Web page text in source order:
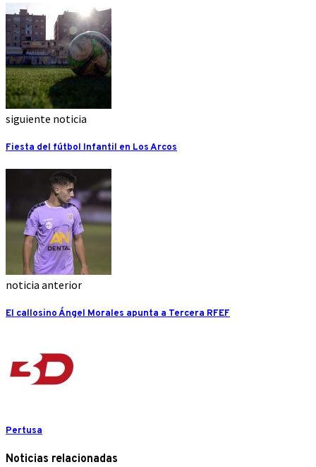
siguiente noticia
Fiesta del fútbol Infantil en Los Arcos
noticia anterior
El callosino Ángel Morales apunta a Tercera RFEF
Pertusa
Noticias relacionadas